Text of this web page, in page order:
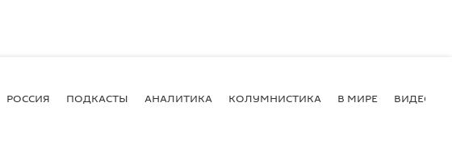
РОССИЯ ПОДКАСТЫ АНАЛИТИКА КОЛУМНИСТИКА В МИРЕ ВИДЕО